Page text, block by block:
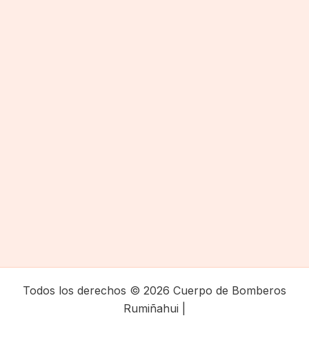
Todos los derechos © 2026 Cuerpo de Bomberos
Rumiñahui |